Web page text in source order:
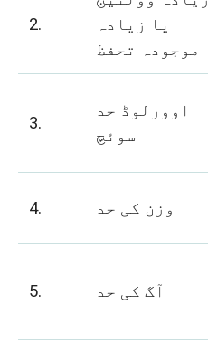
2.
یا زیادہ
موجودہ تحفظ
3.
اوورلوڈ حد
سوئچ
4. وزن کی حد
5. آگ کی حد